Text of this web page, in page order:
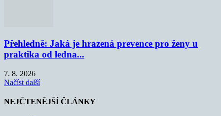
Přehledně: Jaká je hrazená prevence pro ženy u
praktika od ledna...
7. 8. 2026
Načíst další
NEJČTENĚJŠÍ ČLÁNKY